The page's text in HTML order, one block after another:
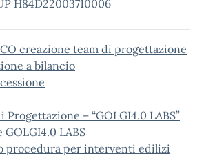
H84D22003710006
creazione team di progettazione
a bilancio
Progettazione – “GOLGI4.0 LABS”
LABS
procedura per interventi edilizi